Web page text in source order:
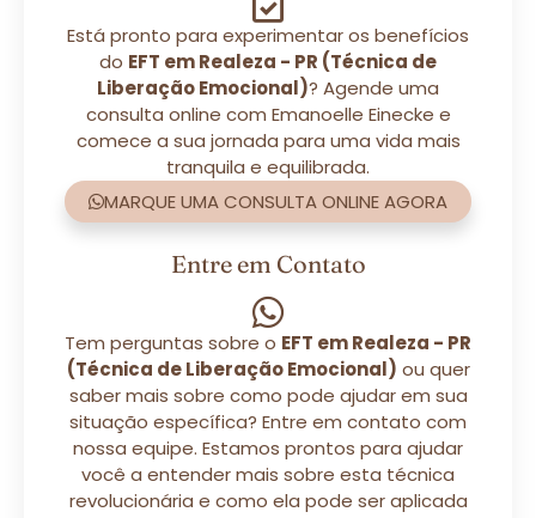
Está pronto para experimentar os benefícios
do EFT em Realeza - PR (Técnica de
Liberação Emocional)? Agende uma
consulta online com Emanoelle Einecke e
comece a sua jornada para uma vida mais
tranquila e equilibrada.
MARQUE UMA CONSULTA ONLINE AGORA
Entre em Contato
Tem perguntas sobre o EFT em Realeza - PR
(Técnica de Liberação Emocional) ou quer
saber mais sobre como pode ajudar em sua
situação específica? Entre em contato com
nossa equipe. Estamos prontos para ajudar
você a entender mais sobre esta técnica
revolucionária e como ela pode ser aplicada